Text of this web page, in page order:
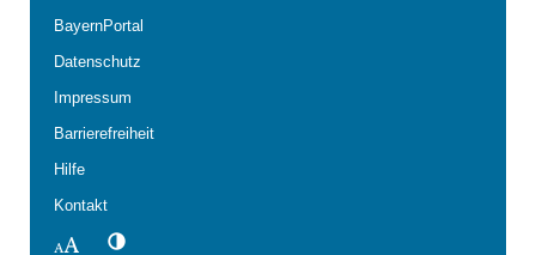
BayernPortal
Datenschutz
Impressum
Barrierefreiheit
Hilfe
Kontakt
SchriftgrößeKontrastwechsel